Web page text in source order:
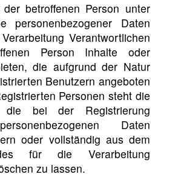
betroffenen Person unter
personenbezogener Daten
Verantwortlichen
Person Inhalte oder
die aufgrund der Natur
Benutzern angeboten
Personen steht die
die bei der Registrierung
Daten
oder vollständig aus dem
für die Verarbeitung
zu lassen.